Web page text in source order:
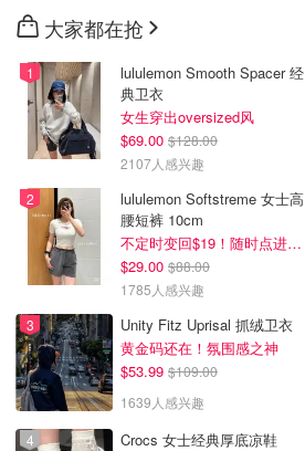
大家都在抢
lululemon Smooth Spacer 经
典卫衣
女生穿出oversized风
$69.00 $128.00
2107人感兴趣
lululemon Softstreme 女士高
腰短裤 10cm
不定时变回$19！随时点进来看
$29.00 $88.00
1785人感兴趣
Unity Fitz Uprisal 抓绒卫衣
黄金码还在！氛围感之神
$53.99 $109.00
1639人感兴趣
Crocs 女士经典厚底凉鞋